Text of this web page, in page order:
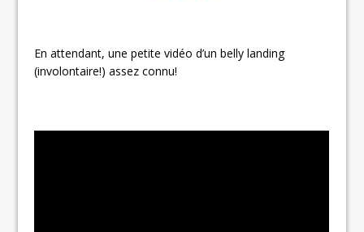
En attendant, une petite vidéo d’un belly landing
(involontaire!) assez connu!